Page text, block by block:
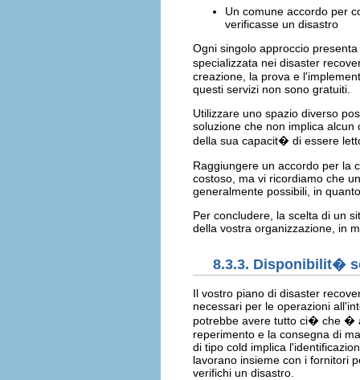
Un comune accordo per
verificasse un disastro
Ogni singolo approccio
specializzata nei disaster
creazione, la prova e
questi servizi non sono gratuiti.
Utilizzare uno spazio diverso
soluzione che non implica
della sua capacit� di essere
Raggiungere un accordo per la
costoso, ma vi ricordiamo che
generalmente possibili, in
Per concludere, la scelta di un
della vostra organizzazione, in
8.3.3. Disponibilit�
Il vostro piano di disaster
necessari per le operazioni
potrebbe avere tutto ci� che �
reperimento e la consegna di
di tipo cold implica
lavorano insieme con i fornitori
verifichi un disastro.